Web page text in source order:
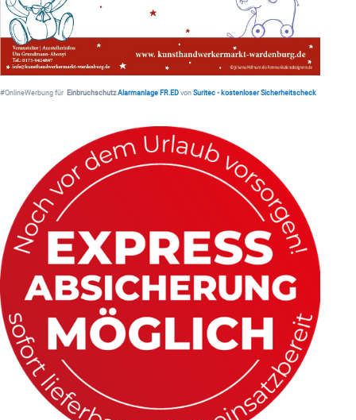
#OnlineWerbung für Einbruchschutz Alarmanlage FR.ED von Suritec • kostenloser Sicherheitscheck